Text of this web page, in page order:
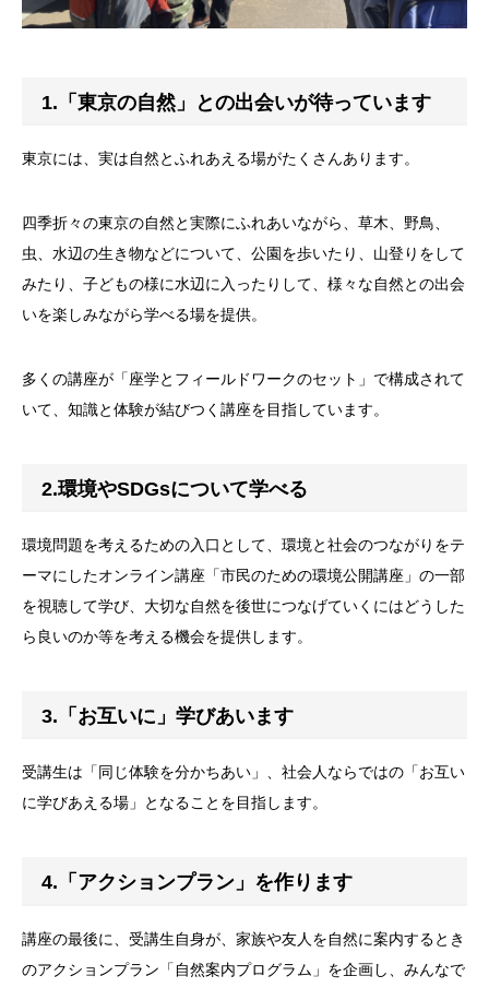
1.「東京の自然」との出会いが待っています
東京には、実は自然とふれあえる場がたくさんあります。
四季折々の東京の自然と実際にふれあいながら、草木、野鳥、
虫、水辺の生き物などについて、公園を歩いたり、山登りをして
みたり、子どもの様に水辺に入ったりして、様々な自然との出会
いを楽しみながら学べる場を提供。
多くの講座が「座学とフィールドワークのセット」で構成されて
いて、知識と体験が結びつく講座を目指しています。
2.環境やSDGsについて学べる
環境問題を考えるための入口として、環境と社会のつながりをテ
ーマにしたオンライン講座「市民のための環境公開講座」の一部
を視聴して学び、大切な自然を後世につなげていくにはどうした
ら良いのか等を考える機会を提供します。
3.「お互いに」学びあいます
受講生は「同じ体験を分かちあい」、社会人ならではの「お互い
に学びあえる場」となることを目指します。
4.「アクションプラン」を作ります
講座の最後に、受講生自身が、家族や友人を自然に案内するとき
のアクションプラン「自然案内プログラム」を企画し、みんなで